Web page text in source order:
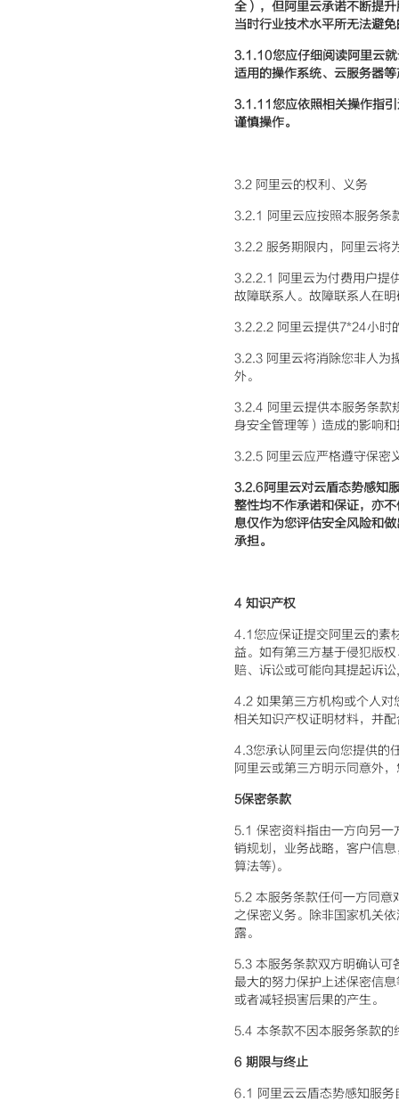
全），但阿里云承诺不断提
当时行业技术水平所无法避
3.1.10您应仔细阅读阿里云
适用的操作系统、云服务器
3.1.11 您应依照相关操作指
谨慎操作。
3.2 阿里云的权利、义务
3.2.1 阿里云应按照本服务条
3.2.2 服务期限内，阿里云将
3.2.2.1 阿里云为付费用户提
故障联系人。故障联系人在
3.2.2.2 阿里云提供7*24小时
3.2.3 阿里云将消除您非人为
外。
3.2.4 阿里云提供本服务条款
身安全管理等）造成的影响
3.2.5 阿里云应严格遵守保密
3.2.6阿里云对云盾态势感知
整性均不作承诺和保证，亦
息仅作为您评估安全风险和
承担。
4 知识产权
4.1您应保证提交阿里云的素
益。如有第三方基于侵犯版
赔、诉讼或可能向其提起诉
4.2 如果第三方机构或个人对
相关知识产权证明材料，并
4.3您承认阿里云向您提供的
阿里云或第三方明示同意外
5保密条款
5.1 保密资料指由一方向另一
销规划，业务战略，客户信
算法等)。
5.2 本服务条款任何一方同意
之保密义务。除非国家机关
露。
5.3 本服务条款双方明确认可
最大的努力保护上述保密信
或者减轻损害后果的产生。
5.4 本条款不因本服务条款的
6 期限与终止
6.1 阿里云云盾态势感知服务